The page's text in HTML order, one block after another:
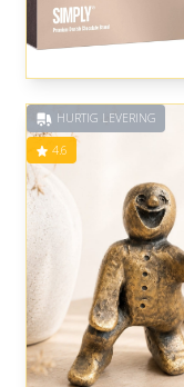
HURTIG LEVERING
4.6